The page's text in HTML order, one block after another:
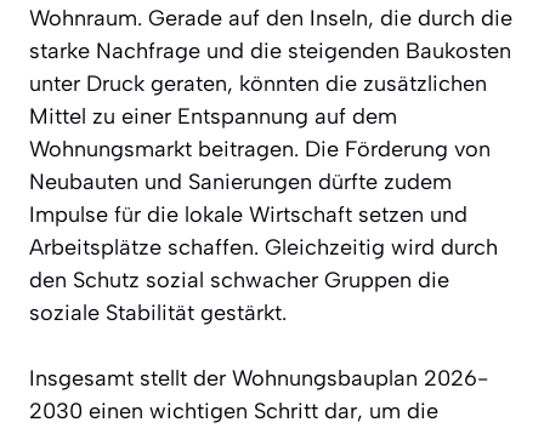
Wohnraum. Gerade auf den Inseln, die durch die
starke Nachfrage und die steigenden Baukosten
unter Druck geraten, könnten die zusätzlichen
Mittel zu einer Entspannung auf dem
Wohnungsmarkt beitragen. Die Förderung von
Neubauten und Sanierungen dürfte zudem
Impulse für die lokale Wirtschaft setzen und
Arbeitsplätze schaffen. Gleichzeitig wird durch
den Schutz sozial schwacher Gruppen die
soziale Stabilität gestärkt.
Insgesamt stellt der Wohnungsbauplan 2026-
2030 einen wichtigen Schritt dar, um die